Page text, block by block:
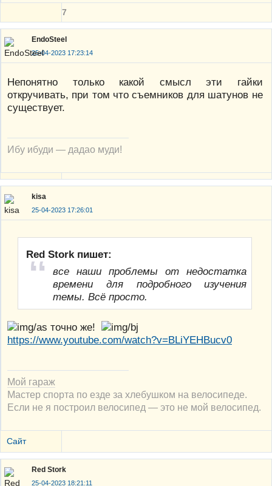
7
EndoSteel
25-04-2023 17:23:14
Непонятно только какой смысл эти гайки
откручивать, при том что съемников для шатунов не
существует.
Ибу ибуди — дадао муди!
kisa
25-04-2023 17:26:01
Red Stork пишет:
все наши проблемы от недостатка
времени для подробного изучения
темы. Всё просто.
точно же!
https://www.youtube.com/watch?v=BLiYEHBucv0
Мой гараж
Мастер спорта по езде за хлебушком на велосипеде.
Если не я построил велосипед — это не мой велосипед.
Сайт
Red Stork
25-04-2023 18:21:11